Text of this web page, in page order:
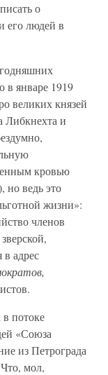
о
его людей в
в январе 1919
великих князей
Либкнехта и
кровью
но ведь это
жизни»:
членов
адрес
потоке
«Союза
из Петрограда
мол,